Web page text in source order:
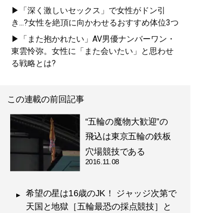
▶「深く激しいセックス」で女性がドン引
き...?女性を絶頂に向かわせるおすすめ体位3つ
▶「また抱かれたい」AV男優ナンバーワン・
東雲怜弥。女性に「また会いたい」と思わせ
る戦略とは?
この連載の前回記事
“五輪の魔物大歓迎”の
飛込は東京五輪の鉄板
穴場競技である
2016.11.08
希望の星は16歳のJK！ ジャッジ次第で
天国と地獄［五輪最恐の採点競技］と